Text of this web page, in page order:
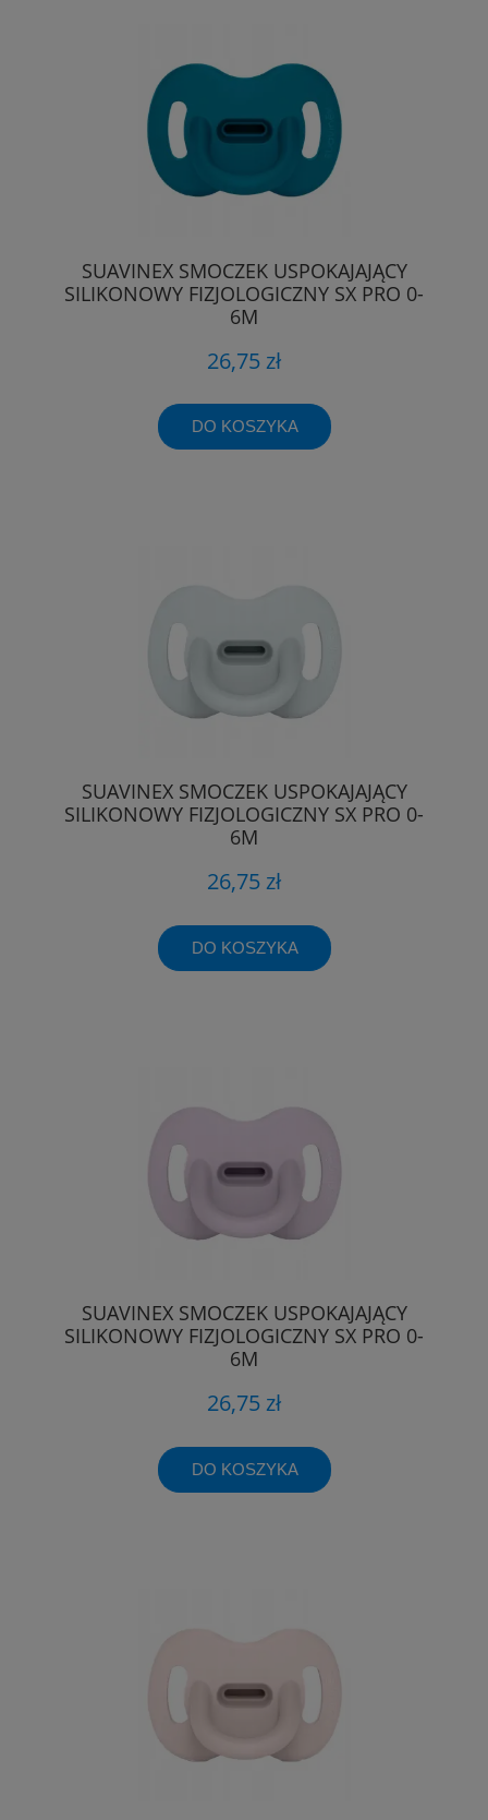
SUAVINEX SMOCZEK USPOKAJAJĄCY
SILIKONOWY FIZJOLOGICZNY SX PRO 0-
6M
26,75 zł
DO KOSZYKA
SUAVINEX SMOCZEK USPOKAJAJĄCY
SILIKONOWY FIZJOLOGICZNY SX PRO 0-
6M
26,75 zł
DO KOSZYKA
SUAVINEX SMOCZEK USPOKAJAJĄCY
SILIKONOWY FIZJOLOGICZNY SX PRO 0-
6M
26,75 zł
DO KOSZYKA